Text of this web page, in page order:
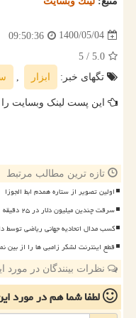
1400/05/04
09:50:36
5.0
/ 5
تگهای خبر:
ابزار
این پست لینک وبسایت
تازه ترین مطالب مرتبط
اولین تصویر از ستاره همدم ابط الجوزا
سرقت چندین میلیون دلار در ۲۵ دقیقه
کسب مدال اتحادیه جهانی ریاضی توسط
قطع اینترنت لشکر زامبی ها را از بین
نظرات بینندگان در
لطفا شما همدر مورد